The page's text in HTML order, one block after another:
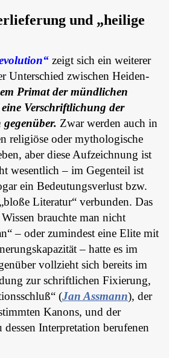
und „heilige
zeigt sich ein weiterer
Unterschied zwischen Heiden-
Primat der mündlichen
Verschriftlichung der
Zwar werden auch in
religiöse oder mythologische
aber diese Aufzeichnung ist
wesentlich – im Gegenteil ist
ein Bedeutungsverlust bzw.
Literatur“ verbunden. Das
brauchte man nicht
– oder zumindest eine Elite mit
– hatte es im
vollzieht sich bereits im
zur schriftlichen Fixierung,
(Jan Assmann), der
Kanons, und der
Interpretation berufenen